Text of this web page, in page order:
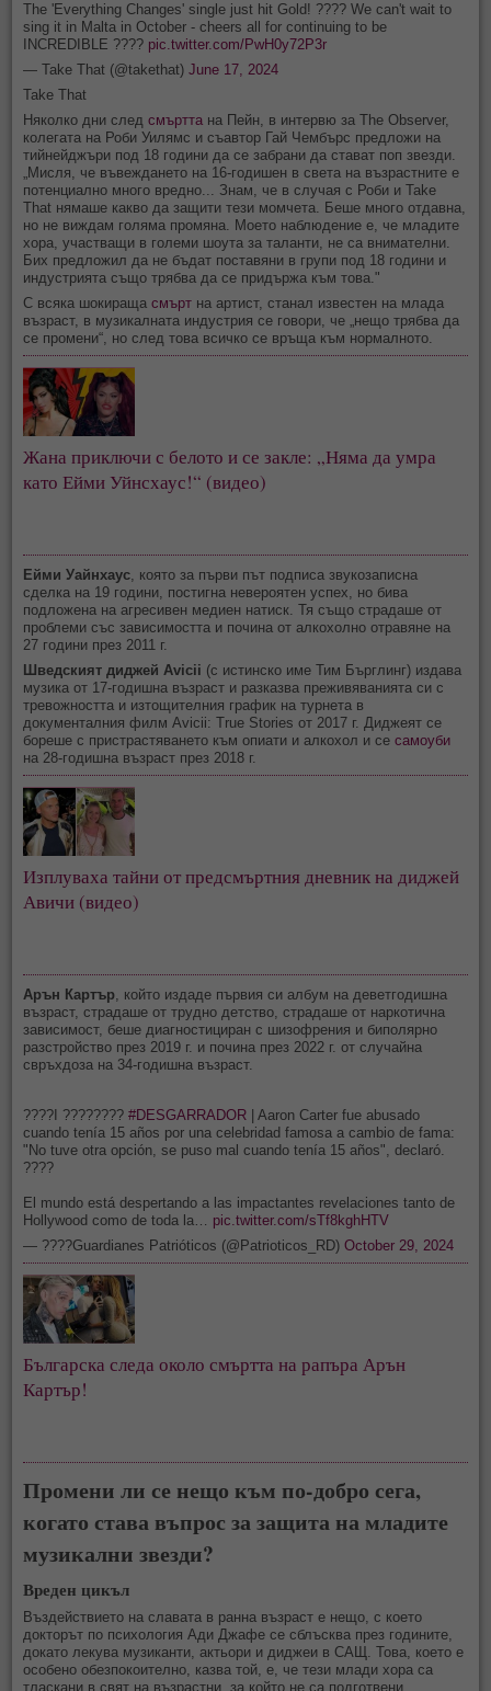
The 'Everything Changes' single just hit Gold! ???? We can't wait to
sing it in Malta in October - cheers all for continuing to be
INCREDIBLE ???? pic.twitter.com/PwH0y72P3r
— Take That (@takethat)June 17, 2024
Take That
Няколко дни следсмъртта на Пейн, в интервю за The Observer,
колегата на Роби Уилямс и съавтор Гай Чембърс предложи на
тийнейджъри под 18 години да се забрани да стават поп звезди.
„Мисля, че въвеждането на 16-годишен в света на възрастните е
потенциално много вредно... Знам, че в случая с Роби и Take
That нямаше какво да защити тези момчета. Беше много отдавна,
но не виждам голяма промяна. Моето наблюдение е, че младите
хора, участващи в големи шоута за таланти, не са внимателни.
Бих предложил да не бъдат поставяни в групи под 18 години и
индустрията също трябва да се придържа към това."
С всяка шокиращасмърт на артист, станал известен на млада
възраст, в музикалната индустрия се говори, че „нещо трябва да
се промени“, но след това всичко се връща към нормалното.
Жана приключи с белото и се закле: „Няма да умра
като Ейми Уйнсхаус!“ (видео)
Ейми Уайнхаус, която за първи път подписа звукозаписна
сделка на 19 години, постигна невероятен успех, но бива
подложена на агресивен медиен натиск. Тя също страдаше от
проблеми със зависимостта и почина от алкохолно отравяне на
27 години през 2011 г.
Шведският диджей Avicii (с истинско име Тим Бърглинг) издава
музика от 17-годишна възраст и разказва преживяванията си с
тревожността и изтощителния график на турнета в
документалния филм Avicii: True Stories от 2017 г. Диджеят се
бореше с пристрастяването към опиати и алкохол и сесамоуби
на 28-годишна възраст през 2018 г.
Изплуваха тайни от предсмъртния дневник на диджей
Авичи (видео)
Арън Картър, който издаде първия си албум на деветгодишна
възраст, страдаше от трудно детство, страдаше от наркотична
зависимост, беше диагностициран с шизофрения и биполярно
разстройство през 2019 г. и почина през 2022 г. от случайна
свръхдоза на 34-годишна възраст.
????I ????????#DESGARRADOR | Aaron Carter fue abusado
cuando tenía 15 años por una celebridad famosa a cambio de fama:
"No tuve otra opción, se puso mal cuando tenía 15 años", declaró.
????
El mundo está despertando a las impactantes revelaciones tanto de
Hollywood como de toda la… pic.twitter.com/sTf8kghHTV
— ????Guardianes Patrióticos (@Patrioticos_RD)October 29, 2024
Българска следа около смъртта на рапъра Арън
Картър!
Промени ли се нещо към по-добро сега,
когато става въпрос за защита на младите
музикални звезди?
Вреден цикъл
Въздействието на славата в ранна възраст е нещо, с което
докторът по психология Ади Джафе се сблъсква през годините,
докато лекува музиканти, актьори и диджеи в САЩ. Това, което е
особено обезпокоително, казва той, е, че тези млади хора са
тласкани в свят на възрастни, за който не са подготвени